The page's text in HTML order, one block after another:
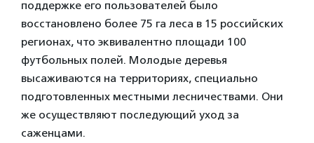
поддержке его пользователей было
восстановлено более 75 га леса в 15 российских
регионах, что эквивалентно площади 100
футбольных полей. Молодые деревья
высаживаются на территориях, специально
подготовленных местными лесничествами. Они
же осуществляют последующий уход за
саженцами.